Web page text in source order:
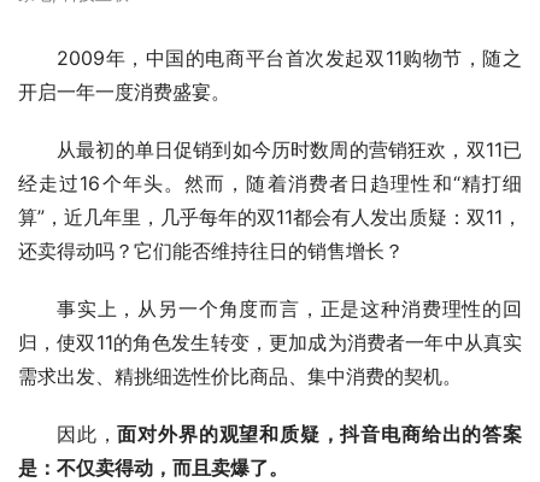
2009年，中国的电商平台首次发起双11购物节，随之
开启一年一度消费盛宴。
从最初的单日促销到如今历时数周的营销狂欢，双11已
经走过16个年头。然而，随着消费者日趋理性和“精打细
算”，近几年里，几乎每年的双11都会有人发出质疑：双11，
还卖得动吗？它们能否维持往日的销售增长？
事实上，从另一个角度而言，正是这种消费理性的回
归，使双11的角色发生转变，更加成为消费者一年中从真实
需求出发、精挑细选性价比商品、集中消费的契机。
因此，面对外界的观望和质疑，抖音电商给出的答案
是：不仅卖得动，而且卖爆了。